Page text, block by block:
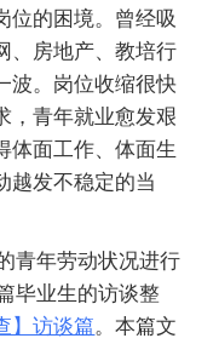
位的困境。曾经吸
、房地产、教培行
波。岗位收缩很快
，青年就业愈发艰
体面工作、体面生
越发不稳定的当
青年劳动状况进行
毕业生的访谈整
】访谈篇。本篇文